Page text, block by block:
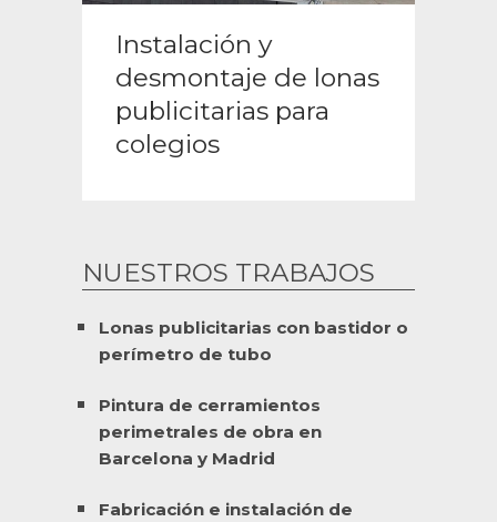
Instalación y
desmontaje de lonas
publicitarias para
colegios
NUESTROS TRABAJOS
Lonas publicitarias con bastidor o
perímetro de tubo
Pintura de cerramientos
perimetrales de obra en
Barcelona y Madrid
Fabricación e instalación de